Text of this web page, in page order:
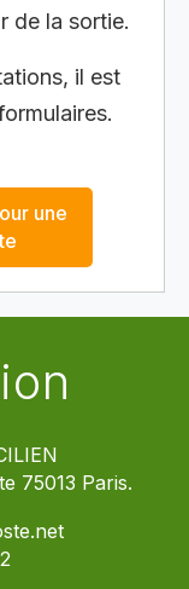
de la sortie.
il est
une
75013 Paris.